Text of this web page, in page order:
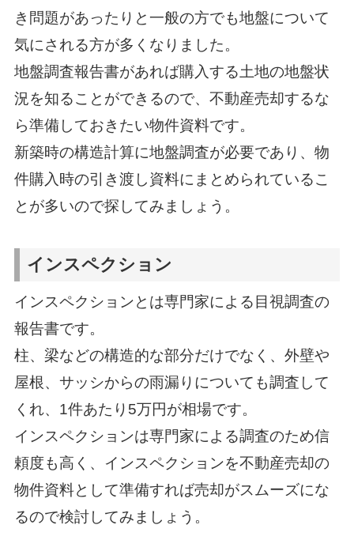
き問題があったりと一般の方でも地盤について
気にされる方が多くなりました。
地盤調査報告書があれば購入する土地の地盤状
況を知ることができるので、不動産売却するな
ら準備しておきたい物件資料です。
新築時の構造計算に地盤調査が必要であり、物
件購入時の引き渡し資料にまとめられているこ
とが多いので探してみましょう。
インスペクション
インスペクションとは専門家による目視調査の
報告書です。
柱、梁などの構造的な部分だけでなく、外壁や
屋根、サッシからの雨漏りについても調査して
くれ、1件あたり5万円が相場です。
インスペクションは専門家による調査のため信
頼度も高く、インスペクションを不動産売却の
物件資料として準備すれば売却がスムーズにな
るので検討してみましょう。